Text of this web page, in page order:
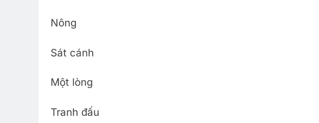
Nông
Sát cánh
Một lòng
Tranh đấu